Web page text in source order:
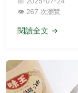
間續攤炸雞攤和
在地真心話，讓
雷點、挖掘寶藏！
👁️ 267 次瀏覽
閱讀全文 →